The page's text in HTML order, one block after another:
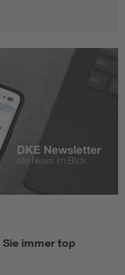
immer top